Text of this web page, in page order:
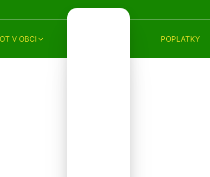
V OBCI POPLATKY